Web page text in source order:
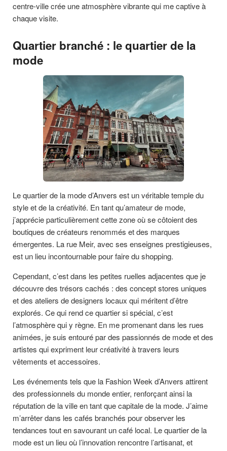
centre-ville crée une atmosphère vibrante qui me captive à
chaque visite.
Quartier branché : le quartier de la
mode
Le quartier de la mode d’Anvers est un véritable temple du
style et de la créativité. En tant qu’amateur de mode,
j’apprécie particulièrement cette zone où se côtoient des
boutiques de créateurs renommés et des marques
émergentes. La rue Meir, avec ses enseignes prestigieuses,
est un lieu incontournable pour faire du shopping.
Cependant, c’est dans les petites ruelles adjacentes que je
découvre des trésors cachés : des concept stores uniques
et des ateliers de designers locaux qui méritent d’être
explorés. Ce qui rend ce quartier si spécial, c’est
l’atmosphère qui y règne. En me promenant dans les rues
animées, je suis entouré par des passionnés de mode et des
artistes qui expriment leur créativité à travers leurs
vêtements et accessoires.
Les événements tels que la Fashion Week d’Anvers attirent
des professionnels du monde entier, renforçant ainsi la
réputation de la ville en tant que capitale de la mode. J’aime
m’arrêter dans les cafés branchés pour observer les
tendances tout en savourant un café local. Le quartier de la
mode est un lieu où l’innovation rencontre l’artisanat, et